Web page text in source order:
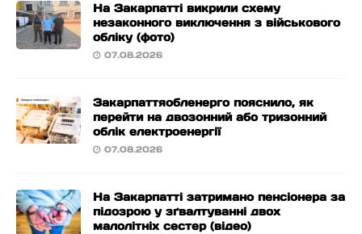
На Закарпатті викрили схему
незаконного виключення з військового
обліку (фото)
07.08.2026
Закарпаттяобленерго пояснило, як
перейти на двозонний або тризонний
облік електроенергії
07.08.2026
На Закарпатті затримано пенсіонера за
підозрою у зґвалтуванні двох
малолітніх сестер (відео)